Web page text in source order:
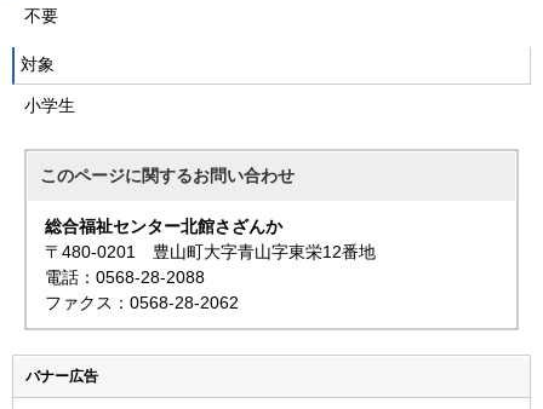
不要
対象
小学生
このページに関するお問い合わせ
総合福祉センター北館さざんか
〒480-0201 豊山町大字青山字東栄12番地
電話：0568-28-2088
ファクス：0568-28-2062
バナー広告